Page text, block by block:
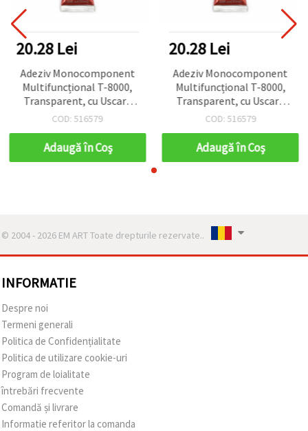
20.28 Lei
Adeziv Monocomponent
Multifuncțional T-8000,
Transparent, cu Uscare
Rapidă, Rezistent la
pentru Reparații de
Tablete și Smartphone-
COD: 516579
Adaugă în Coş
20.28 Lei
Adeziv Monocomponent
Multifuncțional T-8000,
Transparent, cu Uscare
Rapidă, Rezistent la
pentru Reparații de
Tablete și Smartphone-
COD: 516579
Adaugă în Coş
© 2004 - 2026 EM ART Toate drepturile rezervate..
INFORMATIE
Despre noi
Termeni generali
Politica de Confidențialitate
Politica de utilizare cookie-uri
Program de loialitate
întrebări frecvente
Comandă și livrare
Informatie referitor la comanda